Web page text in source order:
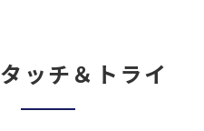
ッチ＆トライ